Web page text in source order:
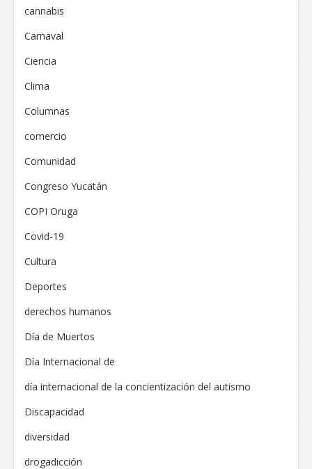
cannabis
Carnaval
Ciencia
Clima
Columnas
comercio
Comunidad
Congreso Yucatán
COPI Oruga
Covid-19
Cultura
Deportes
derechos humanos
Día de Muertos
Día Internacional de
día internacional de la concientización del autismo
Discapacidad
diversidad
drogadicción